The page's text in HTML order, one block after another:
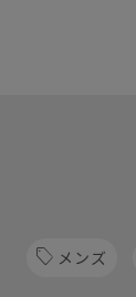
メンズ